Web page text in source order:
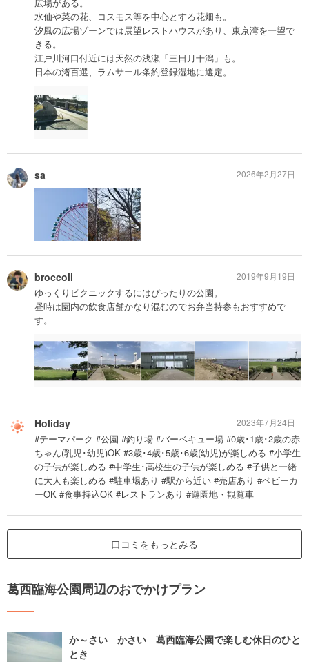
水仙や菜の花、コスモス等を中心とする花畑も。
汐風の広場ゾーンでは展望レストハウスがあり、東京湾を一望で
きる。
江戸川河口付近には天然の浅瀬「三日月干潟」も。
日本の渚百選、ラムサール条約登録湿地に選定。
sa 2026年2月27日
broccoli
ゆっくりピクニックするにはぴったりの公園。
昼時は園内の飲食店舗かなり混むのでお弁当持参もおすすめで
す。
2019年9月19日
Holiday
#テーマパーク #公園 #釣り場 #バーベキュー場 #0歳･1歳･2歳の赤
ちゃん(乳児･幼児)OK #3歳･4歳･5歳･6歳(幼児)が楽しめる #小学生
の子供が楽しめる #中学生･高校生の子供が楽しめる #子供と一緒
に大人も楽しめる #駐車場あり #駅から近い #売店あり #ベビーカ
ーOK #食事持込OK #レストランあり #遊園地・観覧車
2023年7月24日
口コミをもっとみる
葛西臨海公園周辺のおでかけプラン
か～さい かさい 葛西臨海公園で楽しむ休日のひと
とき